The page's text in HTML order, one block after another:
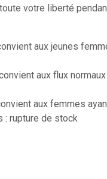
votre liberté
aux jeunes
aux flux
aux femmes
: rupture de stock